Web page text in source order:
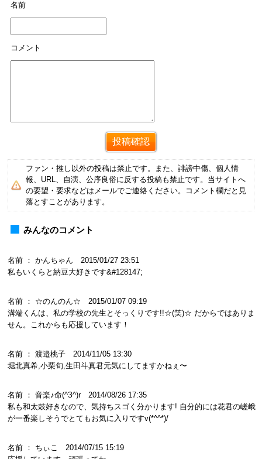
名前
コメント
ファン・推し以外の投稿は禁止です。また、誹謗中傷、個人情
報、URL、自演、公序良俗に反する投稿も禁止です。当サイトへ
の要望・要求などはメールでご連絡ください。コメント欄だと見
落とすことがあります。
みんなのコメント
名前 ： かんちゃん 2015/01/27 23:51
私もいくらと納豆大好きです&#128147;
名前 ： ☆のんのん☆ 2015/01/07 09:19
溝端くんは、私の学校の先生とそっくりです!!☆(笑)☆ だからではありま
せん。これからも応援しています！
名前 ： 渡邉桃子 2014/11/05 13:30
堀北真希,小栗旬,生田斗真君元気にしてますかねぇ〜
名前 ： 音楽♪命(^З^)r 2014/08/26 17:35
私も和太鼓好きなので、気持ちスゴく分かります! 自分的には花君の嵯峨
が一番楽しそうでとてもお気に入りですv(*^^*)/
名前 ： ちぃこ 2014/07/15 15:19